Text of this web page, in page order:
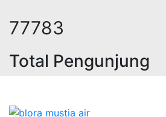
95138
Total Pengunjung